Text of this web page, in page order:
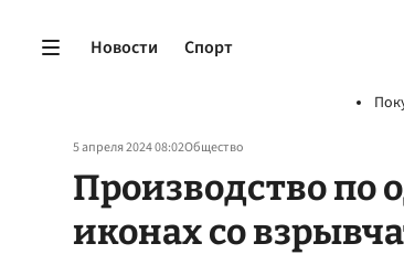
Новости Спорт
5 апреля 2024 08:02Общество
Производство по
иконах со